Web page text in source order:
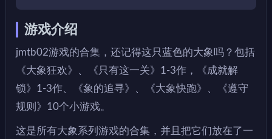
游戏介绍
jmtb02游戏的合集，还记得这只蓝色的大象吗？包括
《大象狂欢》、《只有这一关》1-3作，《成就解
锁》1-3作、《象的追寻》、《大象快跑》、《遵守
规则》10个小游戏。
这是所有大象系列游戏的合集，并且把它们放在了一